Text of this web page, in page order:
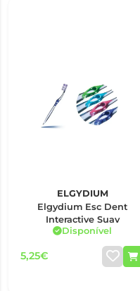
ELGYDIUM
Elgydium Esc Dent
Interactive Suav
Disponível
5,25€